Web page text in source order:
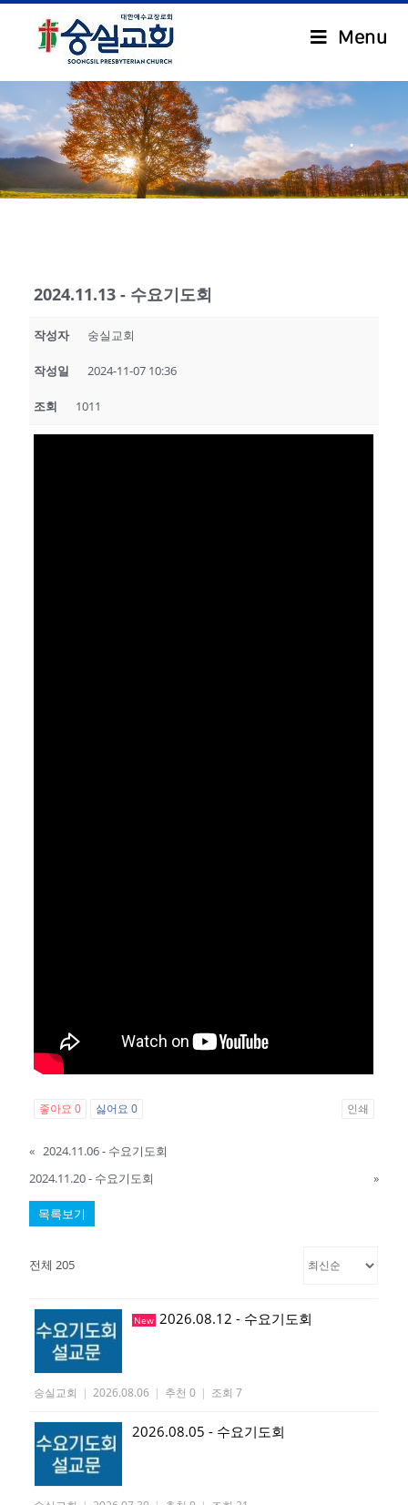
Menu
.
2024.11.13 - 수요기도회
작성자 숭실교회
작성일 2024-11-07 10:36
조회 1011
좋아요0 싫어요0 인쇄
« 2024.11.06 - 수요기도회
2024.11.20 - 수요기도회
»
목록보기
전체 205
New 2026.08.12 - 수요기도회
숭실교회 | 2026.08.06 | 추천 0 | 조회 7
2026.08.05 - 수요기도회